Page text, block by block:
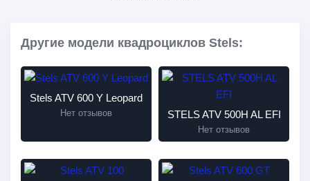
Другие модели квадроциклов Stels:
Stels ATV 600 Y Leopard
Нет отзывов STELS ATV 500H AL EFI
Нет отзывов